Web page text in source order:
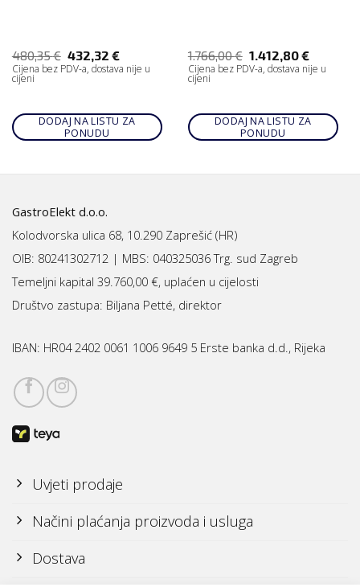
480,35€ 432,32€
Cijena bez PDV-a, dostava nije u
cijeni
DODAJ NA LISTU ZA
PONUDU
1.766,00€ 1.412,80€
Cijena bez PDV-a, dostava nije u
cijeni
DODAJ NA LISTU ZA
PONUDU
GastroElekt d.o.o.
Kolodvorska ulica 68, 10.290 Zaprešić (HR)
OIB: 80241302712 | MBS: 040325036 Trg. sud Zagreb
Temeljni kapital 39.760,00 €, uplaćen u cijelosti
Društvo zastupa: Biljana Petté, direktor
IBAN: HR04 2402 0061 1006 9649 5 Erste banka d.d., Rijeka
Uvjeti prodaje
Načini plaćanja proizvoda i usluga
Dostava